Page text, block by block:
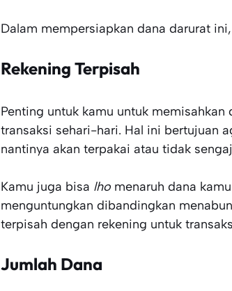
Dalam mempersiapkan dana darurat
Rekening Terpisah
Penting untuk kamu untuk
transaksi sehari-hari. Hal ini bertujuan
nantinya akan terpakai atau tidak
Kamu juga bisa lho menaruh dana
menguntungkan dibandingkan
terpisah dengan rekening untuk
Jumlah Dana